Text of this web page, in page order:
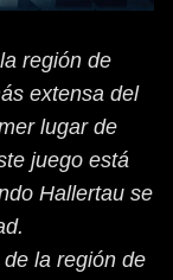
región de
extensa del
lugar de
juego está
Hallertau se
la región de